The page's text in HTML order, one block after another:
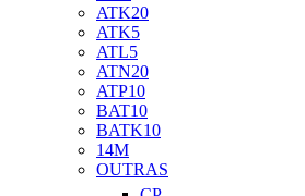
ATK20
ATK5
ATL5
ATN20
ATP10
BAT10
BATK10
14M
OUTRAS